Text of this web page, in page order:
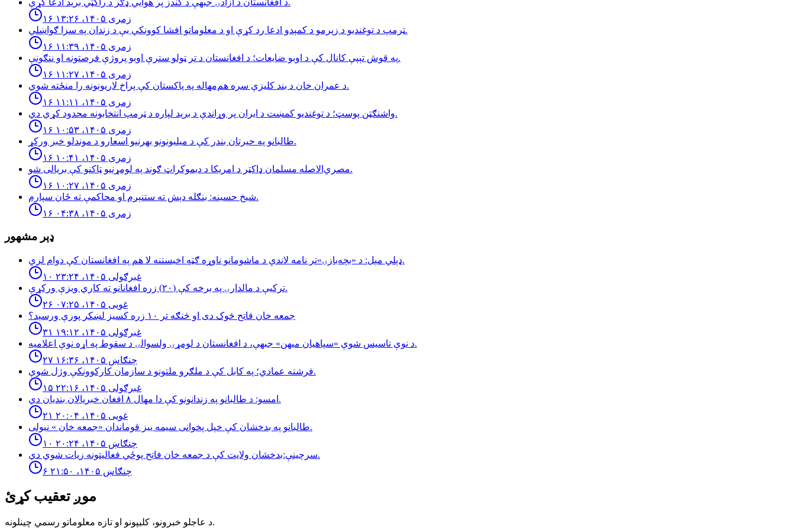
د افغانستان د آزادۍ جبهې د کندز پر هوايي ډګر د راکټي برید ادعا کړې.
۱۶ زمری ۱۴۰۵، ۱۳:۲۶
ټرمپ د توغندیو د زېرمو د کمېدو ادعا رد کړې او د معلوماتو افشا کوونکي یې د زندان په سزا ګواښلي.
۱۶ زمری ۱۴۰۵، ۱۱:۳۹
په قوش تېپې کانال کې د اوبو ضایعات؛ د افغانستان د تر ټولو سترې اوبو پروژې فرصتونه او ننګونې.
۱۶ زمری ۱۴۰۵، ۱۱:۲۷
د عمران خان د بند کلیزې سره هم‌مهاله په پاکستان کې پراخ لاریونونه را منځته شوي.
۱۶ زمری ۱۴۰۵، ۱۱:۱۱
واشنګټن پوسټ؛ د توغندیو کمښت د ایران پر وړاندې د برید لپاره د ټرمپ انتخابونه محدود کړي دي.
۱۶ زمری ۱۴۰۵، ۱۰:۵۳
طالبانو په حیرتان بندر کې د میلیونونو بهرنیو اسعارو د موندلو خبر ورکړ.
۱۶ زمری ۱۴۰۵، ۱۰:۴۱
مصري‌الاصله مسلمان ډاکټر د امریکا د دیموکراټ ګوند په لومړنیو ټاکنو کې بریالی شو.
۱۶ زمری ۱۴۰۵، ۱۰:۲۷
شيخ حسينه: بنګله دېش ته ستنېږم او محاكمې ته ځان سپارم.
۱۶ زمری ۱۴۰۵، ۰۴:۳۸
ډېر مشهور
ډېلي مېل: د «بچه‌بازۍ»تر نامه لاندې د ماشومانو ناوړه ګټه اخیستنه لا هم په افغانستان کې دوام لري.
۱۰ غبرګولی ۱۴۰۵، ۲۳:۲۴
تركيې د مالدارۍ په برخه كې (٢٠) زره افغانانو ته كاري ويزې وركړې.
۲۶ غویی ۱۴۰۵، ۰۷:۲۵
جمعه خان فاتح څوک دی او څنګه تر ۱۰ زره کسیز لښکر پورې ورسېد؟
۳۱ غبرګولی ۱۴۰۵، ۱۹:۱۲
د نوې تاسیس شوې «سپاهیان میهن» جبهې، د افغانستان د لومړۍ ولسوالۍ د سقوط په اړه نوې اعلامیه.
۲۷ چنګاښ ۱۴۰۵، ۱۶:۳۶
فرشته عمادي؛ په کابل کې د ملګرو ملتونو د سازمان کارکوونکې وژل شوې.
۱۵ غبرګولی ۱۴۰۵، ۲۲:۱۶
امسو: د طالبانو په زندانونو كې دا مهال ٨ افغان خبريالان بنديان دي.
۲۱ غویی ۱۴۰۵، ۲۰:۰۴
طالبانو په بدخشان كې خپل پخوانى سيمه ييز قوماندان «جمعه خان » نيولى.
۱۰ چنګاښ ۱۴۰۵، ۲۰:۲۴
سرچینې:بدخشان ولایت کې د جمعه خان فاتح پوځي فعالیتونه زیات شوي دي.
۶ چنګاښ ۱۴۰۵، ۲۱:۵۰
موږ تعقیب کړئ
د عاجلو خبرونو، کلیپونو او تازه معلوماتو رسمي چینلونه.